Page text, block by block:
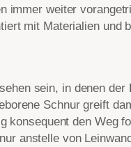
immer weiter
mit Materialien und
sein, in denen der
Schnur greift
konsequent den Weg
anstelle von